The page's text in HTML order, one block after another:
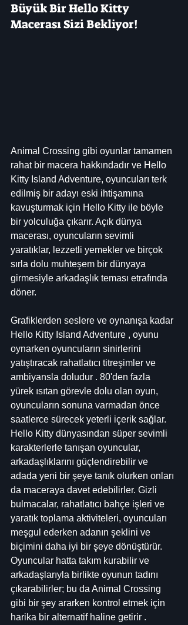
Büyük Bir Hello Kitty
Macerası Sizi Bekliyor!
Animal Crossing gibi oyunlar tamamen
rahat bir macera hakkındadır ve Hello
Kitty Island Adventure, oyuncuları terk
edilmiş bir adayı eski ihtişamına
kavuşturmak için Hello Kitty ile böyle
bir yolculuğa çıkarır. Açık dünya
macerası, oyuncuların sevimli
yaratıklar, lezzetli yemekler ve birçok
sırla dolu muhteşem bir dünyaya
girmesiyle arkadaşlık teması etrafında
döner.
Grafiklerden seslere ve oynanışa kadar
Hello Kitty Island Adventure , oyunu
oynarken oyuncuların sinirlerini
yatıştıracak rahatlatıcı titreşimler ve
ambiyansla doludur . 80'den fazla
yürek ısıtan görevle dolu olan oyun,
oyuncuların sonuna varmadan önce
saatlerce sürecek yeterli içerik sağlar.
Hello Kitty dünyasından süper sevimli
karakterlerle tanışan oyuncular,
arkadaşlıklarını güçlendirebilir ve
adada yeni bir şeye tanık olurken onları
da maceraya davet edebilirler. Gizli
bulmacalar, rahatlatıcı bahçe işleri ve
yaratık toplama aktiviteleri, oyuncuları
meşgul ederken adanın şeklini ve
biçimini daha iyi bir şeye dönüştürür.
Oyuncular hatta takım kurabilir ve
arkadaşlarıyla birlikte oyunun tadını
çıkarabilirler; bu da Animal Crossing
gibi bir şey ararken kontrol etmek için
harika bir alternatif haline getirir .